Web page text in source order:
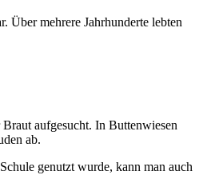
Über mehrere Jahrhunderte lebten
aufgesucht. In Buttenwiesen
ab.
genutzt wurde, kann man auch